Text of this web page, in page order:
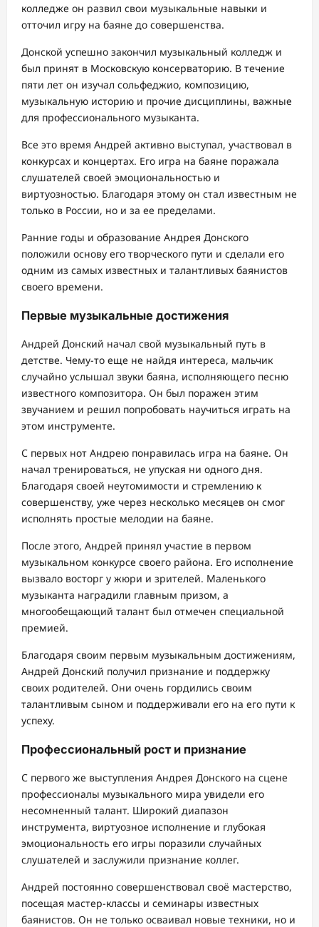
колледже он развил свои музыкальные навыки и
отточил игру на баяне до совершенства.
Донской успешно закончил музыкальный колледж и
был принят в Московскую консерваторию. В течение
пяти лет он изучал сольфеджио, композицию,
музыкальную историю и прочие дисциплины, важные
для профессионального музыканта.
Все это время Андрей активно выступал, участвовал в
конкурсах и концертах. Его игра на баяне поражала
слушателей своей эмоциональностью и
виртуозностью. Благодаря этому он стал известным не
только в России, но и за ее пределами.
Ранние годы и образование Андрея Донского
положили основу его творческого пути и сделали его
одним из самых известных и талантливых баянистов
своего времени.
Первые музыкальные достижения
Андрей Донский начал свой музыкальный путь в
детстве. Чему-то еще не найдя интереса, мальчик
случайно услышал звуки баяна, исполняющего песню
известного композитора. Он был поражен этим
звучанием и решил попробовать научиться играть на
этом инструменте.
С первых нот Андрею понравилась игра на баяне. Он
начал тренироваться, не упуская ни одного дня.
Благодаря своей неутомимости и стремлению к
совершенству, уже через несколько месяцев он смог
исполнять простые мелодии на баяне.
После этого, Андрей принял участие в первом
музыкальном конкурсе своего района. Его исполнение
вызвало восторг у жюри и зрителей. Маленького
музыканта наградили главным призом, а
многообещающий талант был отмечен специальной
премией.
Благодаря своим первым музыкальным достижениям,
Андрей Донский получил признание и поддержку
своих родителей. Они очень гордились своим
талантливым сыном и поддерживали его на его пути к
успеху.
Профессиональный рост и признание
С первого же выступления Андрея Донского на сцене
профессионалы музыкального мира увидели его
несомненный талант. Широкий диапазон
инструмента, виртуозное исполнение и глубокая
эмоциональность его игры поразили случайных
слушателей и заслужили признание коллег.
Андрей постоянно совершенствовал своё мастерство,
посещая мастер-классы и семинары известных
баянистов. Он не только осваивал новые техники, но и